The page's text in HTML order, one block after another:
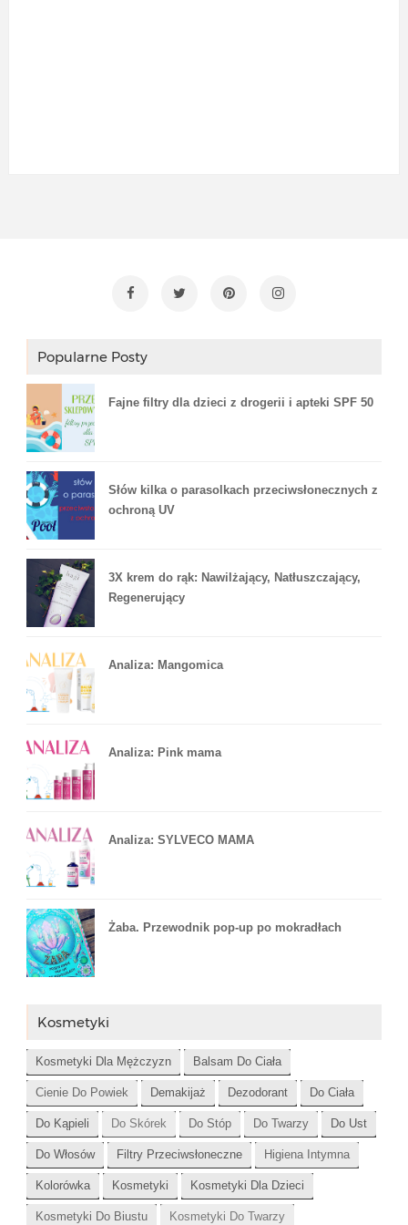
Popularne Posty
Fajne filtry dla dzieci z drogerii i apteki SPF 50
Słów kilka o parasolkach przeciwsłonecznych z
ochroną UV
3X krem do rąk: Nawilżający, Natłuszczający,
Regenerujący
Analiza: Mangomica
Analiza: Pink mama
Analiza: SYLVECO MAMA
Żaba. Przewodnik pop-up po mokradłach
Kosmetyki
Kosmetyki Dla Mężczyzn Balsam Do Ciała
Cienie Do Powiek Demakijaż Dezodorant Do Ciała
Do Kąpieli Do Skórek Do Stóp Do Twarzy Do Ust
Do Włosów Filtry Przeciwsłoneczne Higiena Intymna
Kolorówka Kosmetyki Kosmetyki Dla Dzieci
Kosmetyki Do Biustu Kosmetyki Do Twarzy